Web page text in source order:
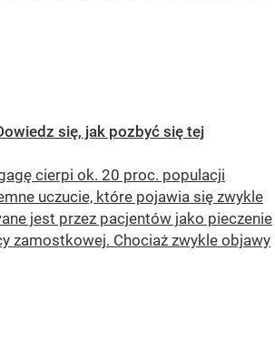
się, jak pozbyć się tej
cierpi ok. 20 proc. populacji
uczucie, które pojawia się zwykle
jest przez pacjentów jako pieczenie
zamostkowej. Chociaż zwykle objawy